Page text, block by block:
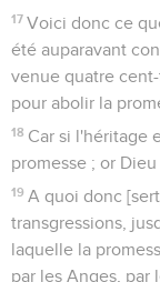
17 Voici donc ce
été auparavant
venue quatre
pour abolir la
18 Car si l'héritage
promesse ; or
19 A quoi donc
transgressions,
laquelle la
par les Anges, par